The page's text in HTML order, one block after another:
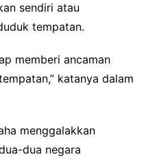
sendiri atau
tempatan.
memberi ancaman
katanya dalam
menggalakkan
dua negara